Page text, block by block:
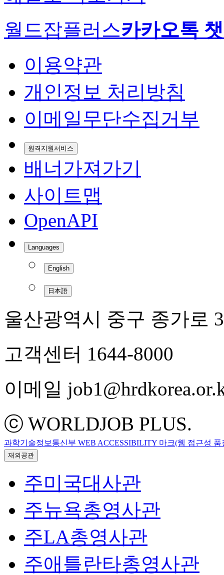
월드잡플러스카카오톡
이용약관
개인정보 처리방침
이메일무단수집거부
원격지원서비스
배너가져가기
사이트맵
OpenAPI
Languages
English
日本語
울산광역시 중구 종가로
고객센터 1644-8000
이메일
ⓒ WORLDJOB PLUS.
과학기술정보통신부 WEB ACCESSIBILITY 마크(웹 접근성 품
재외공관
주미국대사관
주뉴욕총영사관
주LA총영사관
주애틀란타총영사관